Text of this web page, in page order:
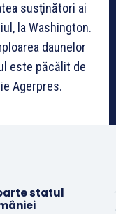
susţinători ai
la Washington.
daunelor
este păcălit de
Agerpres.
statul